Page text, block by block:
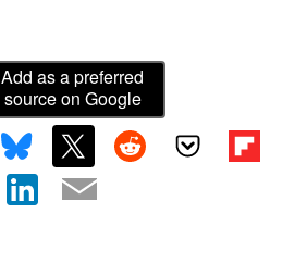
Add as a preferred
source on Google